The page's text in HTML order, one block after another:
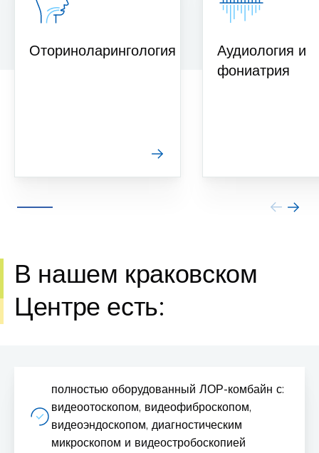
Оториноларингология
Аудиология и
фониатрия
В нашем краковском
Центре есть:
полностью оборудованный ЛОР-комбайн с:
видеоотоскопом, видеофиброскопом,
видеоэндоскопом, диагностическим
микроскопом и видеостробоскопией